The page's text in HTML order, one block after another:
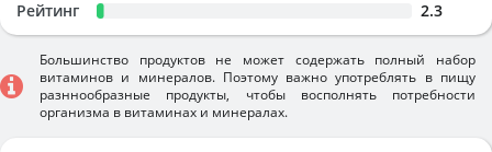
Рейтинг 2.3
Большинство продуктов не может содержать полный набор
витаминов и минералов. Поэтому важно употреблять в пищу
разннообразные продукты, чтобы восполнять потребности
организма в витаминах и минералах.